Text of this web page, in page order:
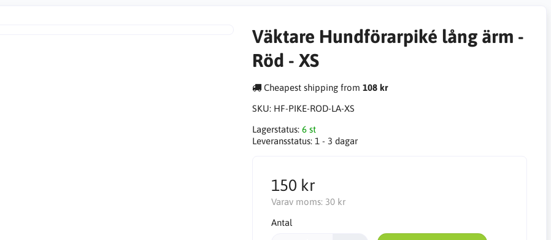
Väktare Hundförarpiké lång ärm -
Röd - XS
Cheapest shipping from 108 kr
SKU: HF-PIKE-ROD-LA-XS
Lagerstatus: 6 st
Leveransstatus: 1 - 3 dagar
150 kr
Varav moms: 30 kr
Antal